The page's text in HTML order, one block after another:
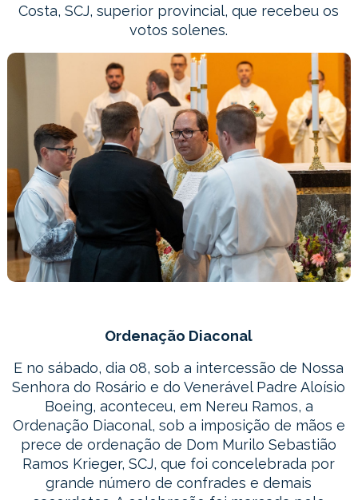
Costa, SCJ, superior provincial, que recebeu os
votos solenes.
Ordenação Diaconal
E no sábado, dia 08, sob a intercessão de Nossa
Senhora do Rosário e do Venerável Padre Aloísio
Boeing, aconteceu, em Nereu Ramos, a
Ordenação Diaconal, sob a imposição de mãos e
prece de ordenação de Dom Murilo Sebastião
Ramos Krieger, SCJ, que foi concelebrada por
grande número de confrades e demais